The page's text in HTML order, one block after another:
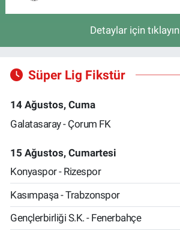
Detaylar için tıklayın
Süper Lig Fikstür
14 Ağustos, Cuma
Galatasaray - Çorum FK
15 Ağustos, Cumartesi
Konyaspor - Rizespor
Kasımpaşa - Trabzonspor
Gençlerbirliği S.K. - Fenerbahçe